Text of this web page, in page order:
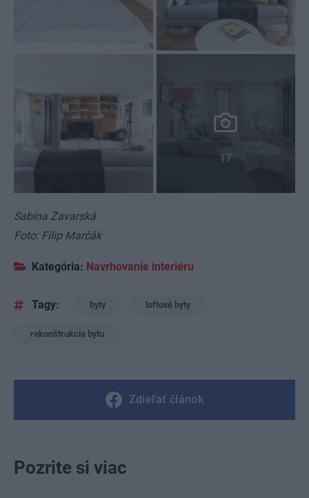
17
Sabína Zavarská
Foto: Filip Marčák
Kategória: Navrhovanie interiéru
Tagy: byty loftové byty
rekonštrukcia bytu
Zdieľať článok
Pozrite si viac